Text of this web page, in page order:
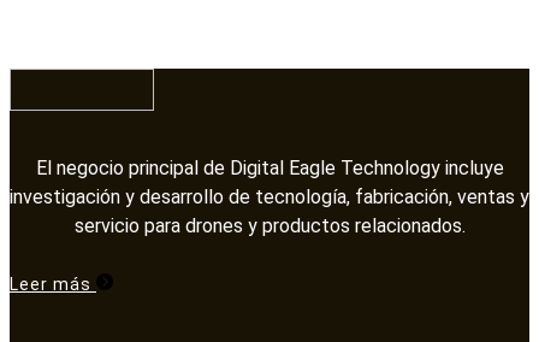
El negocio principal de Digital Eagle Technology incluye
investigación y desarrollo de tecnología, fabricación, ventas y
servicio para drones y productos relacionados.​​​​​​​
Leer más